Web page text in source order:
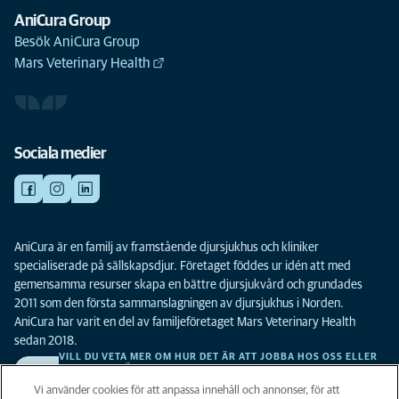
Gärdets Djurklinik
Högsby
Högsby Djurklinik
Linköping
Jägarvallens Djursjukhus
Kalmarsunds Djursjukhus
Kumla
Kumla Djursjukhus
Välj
Välj
AniCura Group
Besök AniCura Group
Mars Veterinary Health
Sociala medier
AniCura är en familj av framstående djursjukhus och kliniker
specialiserade på sällskapsdjur. Företaget föddes ur idén att med
gemensamma resurser skapa en bättre djursjukvård och grundades
2011 som den första sammanslagningen av djursjukhus i Norden.
AniCura har varit en del av familjeföretaget Mars Veterinary Health
sedan 2018.
VILL DU VETA MER OM HUR DET ÄR ATT JOBBA HOS OSS ELLER
SE LEDIGA TJÄNSTER?
Vi använder cookies för att anpassa innehåll och annonser, för att